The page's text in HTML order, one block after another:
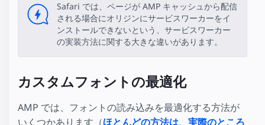
Safari では、ページが AMP キャッシュから配信
される場合にオリジンにサービスワーカーをイ
ンストールできないという、サービスワーカー
の実装方法に関する大きな違いがあります。
カスタムフォントの最適化
AMP では、フォントの読み込みを最適化する方法が
いくつかあります（ほとんどの方法は、実際のところ